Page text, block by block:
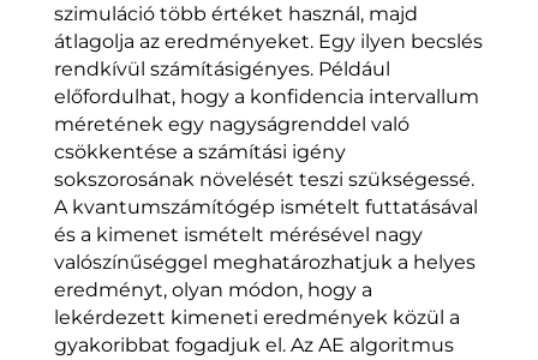
szimuláció több értéket használ, majd
átlagolja az eredményeket. Egy ilyen becslés
rendkívül számításigényes. Például
előfordulhat, hogy a konfidencia intervallum
méretének egy nagyságrenddel való
csökkentése a számítási igény
sokszorosának növelését teszi szükségessé.
A kvantumszámítógép ismételt futtatásával
és a kimenet ismételt mérésével nagy
valószínűséggel meghatározhatjuk a helyes
eredményt, olyan módon, hogy a
lekérdezett kimeneti eredmények közül a
gyakoribbat fogadjuk el. Az AE algoritmus